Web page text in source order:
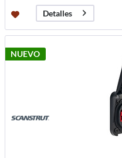
Detalles
NUEVO